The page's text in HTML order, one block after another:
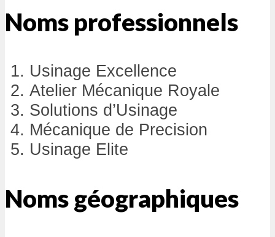
Noms professionnels
Usinage Excellence
Atelier Mécanique Royale
Solutions d’Usinage
Mécanique de Precision
Usinage Elite
Noms géographiques